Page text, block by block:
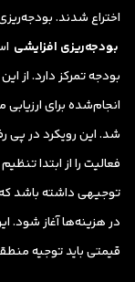
اختراع شدند.
بودجه‌ریزی افزایشی
بودجه تمرکز دارد. از
انجام‌شده برای
فعالیت را از ابتدا
توجیهی داشته باشد
در هزینه‌ها آغاز
قیمتی باید توجیه